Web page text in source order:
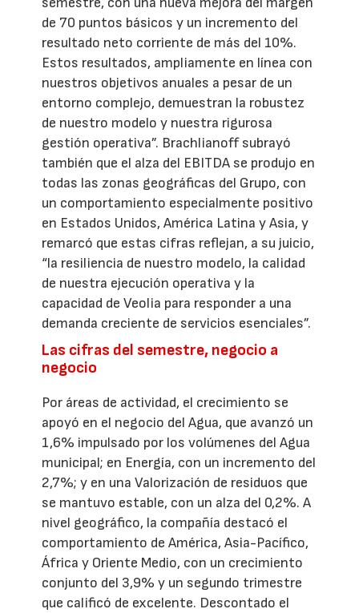
de 70 puntos básicos y un incremento del
resultado neto corriente de más del 10%.
Estos resultados, ampliamente en línea con
nuestros objetivos anuales a pesar de un
entorno complejo, demuestran la robustez
de nuestro modelo y nuestra rigurosa
gestión operativa”. Brachlianoff subrayó
también que el alza del EBITDA se produjo en
todas las zonas geográficas del Grupo, con
un comportamiento especialmente positivo
en Estados Unidos, América Latina y Asia, y
remarcó que estas cifras reflejan, a su juicio,
“la resiliencia de nuestro modelo, la calidad
de nuestra ejecución operativa y la
capacidad de Veolia para responder a una
demanda creciente de servicios esenciales”.
Las cifras del semestre, negocio a
negocio
Por áreas de actividad, el crecimiento se
apoyó en el negocio del Agua, que avanzó un
1,6% impulsado por los volúmenes del Agua
municipal; en Energía, con un incremento del
2,7%; y en una Valorización de residuos que
se mantuvo estable, con un alza del 0,2%. A
nivel geográfico, la compañía destacó el
comportamiento de América, Asia-Pacífico,
África y Oriente Medio, con un crecimiento
conjunto del 3,9% y un segundo trimestre
que calificó de excelente. Descontado el